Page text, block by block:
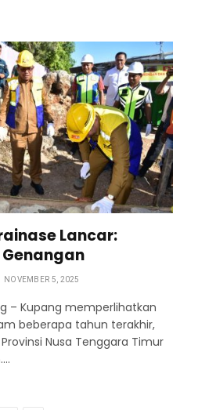
Lancar:
NOVEMBER 5, 2025
– Kupang memperlihatkan
beberapa tahun terakhir,
Nusa Tenggara Timur